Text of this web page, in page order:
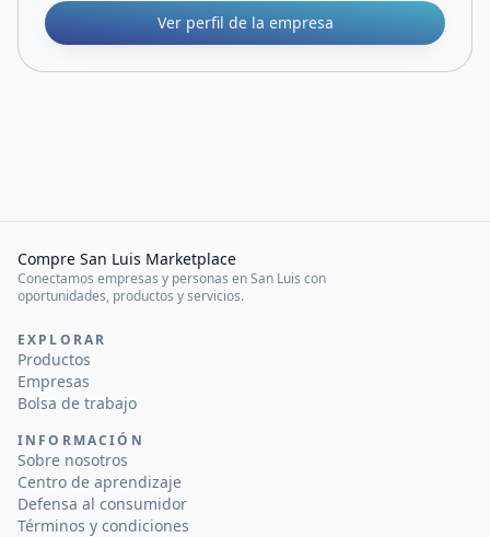
Ver perfil de la empresa
Compre San Luis Marketplace
Conectamos empresas y personas en San Luis con
oportunidades, productos y servicios.
EXPLORAR
Productos
Empresas
Bolsa de trabajo
INFORMACIÓN
Sobre nosotros
Centro de aprendizaje
Defensa al consumidor
Términos y condiciones